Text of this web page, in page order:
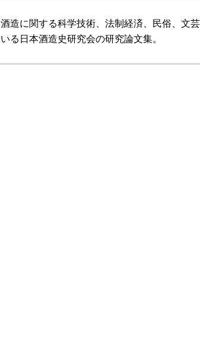
酒造に関する科学技術、法制経済、民俗、文
いる日本酒造史研究会の研究論文集。